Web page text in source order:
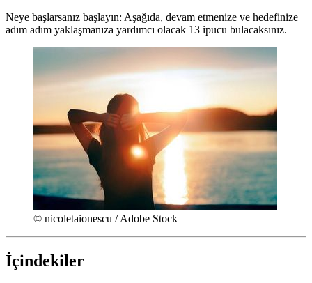
Neye başlarsanız başlayın: Aşağıda, devam etmenize ve hedefinize
adım adım yaklaşmanıza yardımcı olacak 13 ipucu bulacaksınız.
© nicoletaionescu / Adobe Stock
İçindekiler